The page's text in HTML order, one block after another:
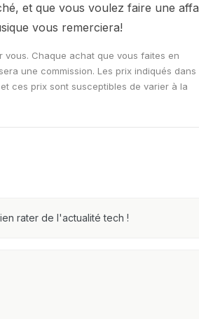
et que vous voulez faire une
vous remerciera!
Chaque achat que vous faites en
une commission. Les prix indiqués dans
ces prix sont susceptibles de varier à la
rater de l'actualité tech !